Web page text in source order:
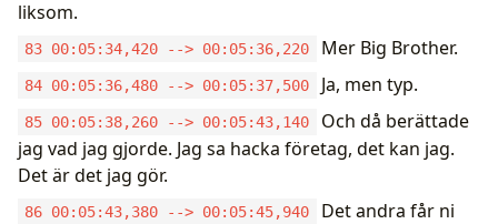
liksom.
83 00:05:34,420 --> 00:05:36,220 Mer Big Brother.
84 00:05:36,480 --> 00:05:37,500 Ja, men typ.
85 00:05:38,260 --> 00:05:43,140
Och då berättade
jag vad jag gjorde. Jag sa hacka företag, det kan jag.
Det är det jag gör.
86 00:05:43,380 --> 00:05:45,940
Det andra får ni